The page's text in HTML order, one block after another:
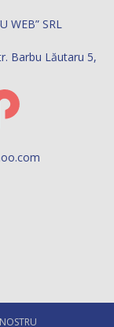
WEB” SRL
Barbu Lăutaru 5,